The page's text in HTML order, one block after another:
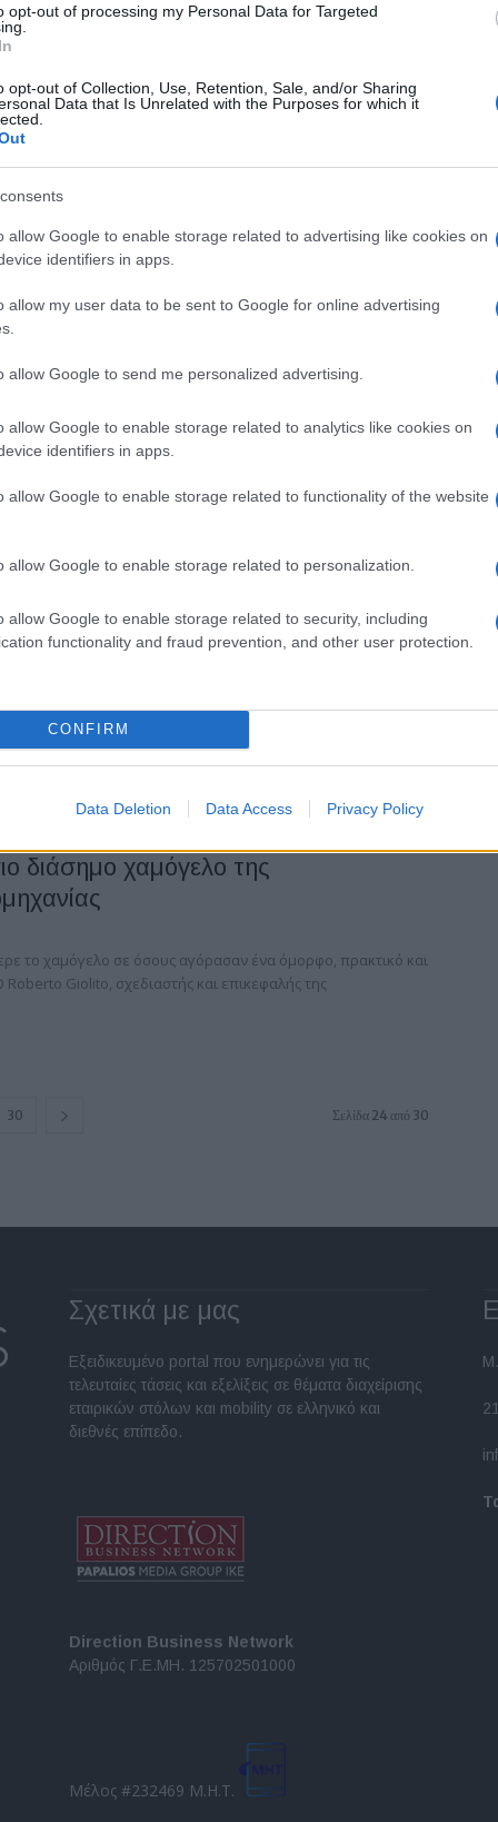
opt-out of processing my Personal Data for Targeted
opt-out of Collection, Use, Retention, Sale, and/or Sharing
Data that Is Unrelated with the Purposes for which it
allow Google to enable storage related to advertising like cookies on
identifiers in apps.
allow my user data to be sent to Google for online advertising
allow Google to send me personalized advertising.
allow Google to enable storage related to analytics like cookies on
identifiers in apps.
allow Google to enable storage related to functionality of the website
allow Google to enable storage related to personalization.
allow Google to enable storage related to security, including
functionality and fraud prevention, and other user protection.
CONFIRM
Data Deletion Data Access Privacy Policy
5 χρόνια δυναμικής παρουσίας
η FCA Heritage, το τμήμα του Ομίλου Fiat Chrysler
με στόχο τη διατήρηση και προώθηση της...
εκφράζει το πνεύμα του Stellantis
PSA) και η Fiat Chrysler Automobiles N.V. (FCA) αποκάλυψαν
Stellantis, του νέου ομίλου που θα προκύψει...
FCA – Groupe PSA
θα εγκρίνει τη συγχώνευση μεταξύ FCA και Groupe PSA ,
Οι δύο εταιρείες δηλώνουν πως το σχέδιο...
μεγάλη και προηγμένη εγκατάσταση
20.000 εργαζομένους σε τμήματα σχεδιασμού, έρευνας και
και παραγωγής οχημάτων, το Mirafiori στην
διάσημο χαμόγελο της
το χαμόγελο σε όσους αγόρασαν ένα όμορφο, πρακτικό και
Roberto Giolito, σχεδιαστής και επικεφαλής της
30 Σελίδα 24 από 30
Σχετικά με μας
Εξειδικευμένο portal που ενημερώνει για τις
τελευταίες τάσεις και εξελίξεις σε θέματα διαχείρισης
εταιρικών στόλων και mobility σε ελληνικό και
διεθνές επίπεδο.
Direction Business Network
Αριθμός Γ.Ε.ΜΗ. 125702501000
Μέλος #232469 Μ.Η.Τ.